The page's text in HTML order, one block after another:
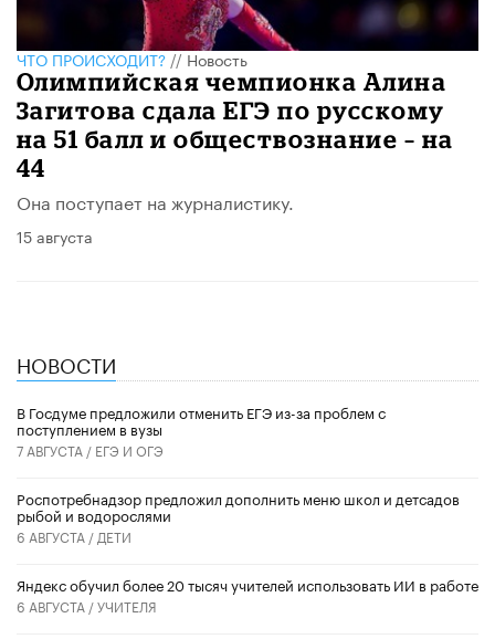
ЧТО ПРОИСХОДИТ?//Новость
Олимпийская чемпионка Алина
Загитова сдала ЕГЭ по русскому
на 51 балл и обществознание – на
44
Она поступает на журналистику.
15 августа
НОВОСТИ
В Госдуме предложили отменить ЕГЭ из-за проблем с
поступлением в вузы
7 АВГУСТА / ЕГЭ И ОГЭ
Роспотребнадзор предложил дополнить меню школ и детсадов
рыбой и водорослями
6 АВГУСТА / ДЕТИ
​Яндекс обучил более 20 тысяч учителей использовать ИИ в работе
6 АВГУСТА /УЧИТЕЛЯ